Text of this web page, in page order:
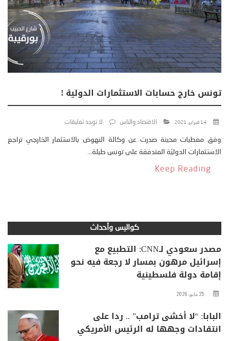
تونس خارج حسابات الاستثمارات الدولية !
14 فبراير، 2021 الاقتصاد والناس لا توجد تعليقات
وفق معطيات محينة صدرت عن وكالة النهوض بالاستثمار الخارجي تراجع
الاستثمارات الدوليّة المتدفقة على تونس طيلة...
Keep Reading
كواليس وأحداث
مصدر سعودي لـCNN: التطبيع مع
إسرائيل مرهون بمسار لا رجعة فيه نحو
إقامة دولة فلسطينية
25 مايو، 2026
البابا: “لا أخشى ترامب” .. ردا على
انتقادات وجهها له الرئيس الأمريكي